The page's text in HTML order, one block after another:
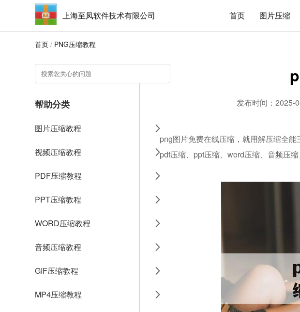
上海至凤软件技术有限公司 首页 图片压缩
首页 / PNG压缩教程
帮助分类
图片压缩教程
视频压缩教程
PDF压缩教程
PPT压缩教程
WORD压缩教程
音频压缩教程
GIF压缩教程
MP4压缩教程
发布时间：2025-
png图片免费在线压缩，就用解压缩全
pdf压缩、ppt压缩、word压缩、音频压缩